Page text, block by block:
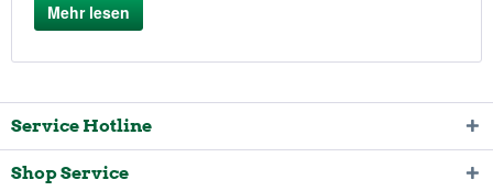
Mehr lesen
Service Hotline
Shop Service